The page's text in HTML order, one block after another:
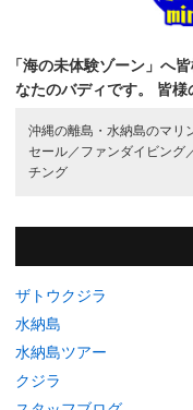
「海の未体験ゾーン」へ
なたのバディです。
皆様
沖縄の離島・水納島のマリ
セール／ ファンダイビング
チング
ザトウクジラ
水納島
水納島ツアー
クジラ